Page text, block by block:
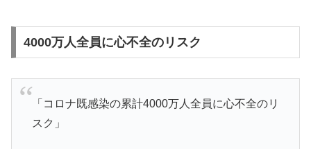
4000万人全員に心不全のリスク
「コロナ既感染の累計4000万人全員に心不全のリ
スク」